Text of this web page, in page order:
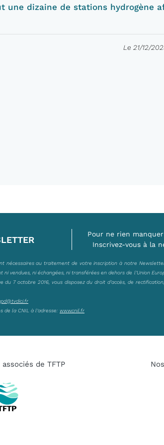
une dizaine de stations hydrogène
Le 21/12/
Pour ne rien manquer
Inscrivez-vous à la
nécessaires au traitement de votre inscription à notre
ni vendues, ni échangées, ni transférées en dehors de l’Union
du 7 octobre 2016, vous disposez du droit d’accès, de
de la CNIL à l’adresse: www.cnil.fr
de TFTP